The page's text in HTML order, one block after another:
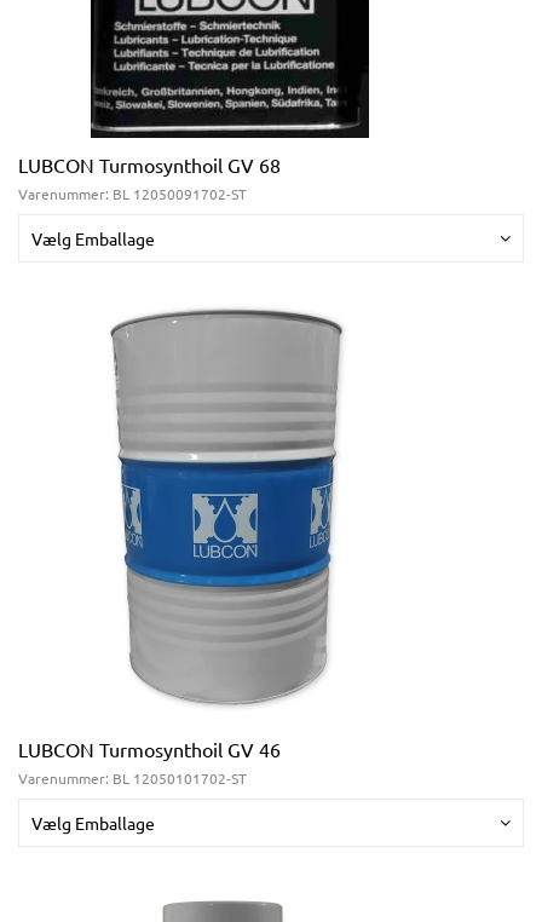
LUBCON Turmosynthoil GV 68
Varenummer: BL 12050091702-ST
Vælg Emballage
LUBCON Turmosynthoil GV 46
Varenummer: BL 12050101702-ST
Vælg Emballage